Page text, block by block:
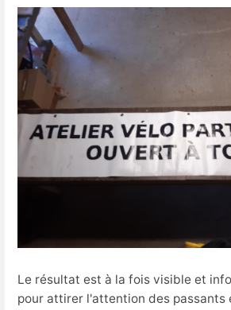
Le résultat est à la fois visible et
pour attirer l'attention des passants